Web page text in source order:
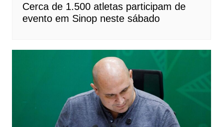
Cerca de 1.500 atletas participam de
evento em Sinop neste sábado